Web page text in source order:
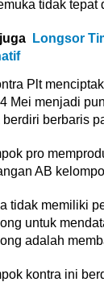
tidak
Longsor
Plt
Mei menjadi
berdiri berbaris
pro
AB
tidak memiliki
untuk
adalah
kontra ini